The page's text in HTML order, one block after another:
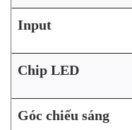
Input
Chip LED
Góc chiếu sáng